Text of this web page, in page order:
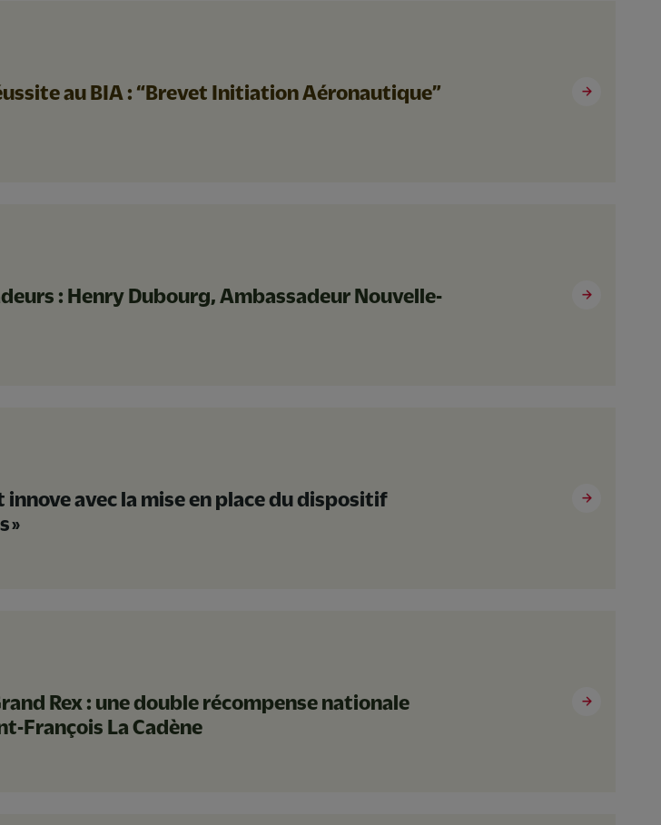
au BIA : “Brevet Initiation Aéronautique”
: Henry Dubourg, Ambassadeur Nouvelle-
avec la mise en place du dispositif
»
Rex : une double récompense nationale
François La Cadène